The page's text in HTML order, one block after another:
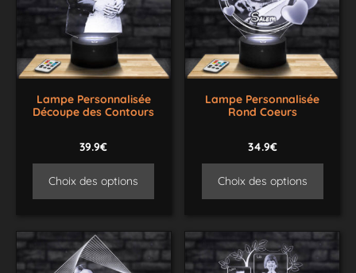
Lampe Personnalisée
Découpe des Contours
39.9€
Choix des options
Lampe Personnalisée
Rond Coeurs
34.9€
Choix des options